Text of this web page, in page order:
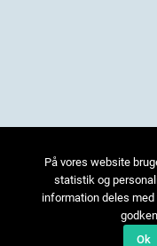
På vores website
statistik og
information deles
Ok